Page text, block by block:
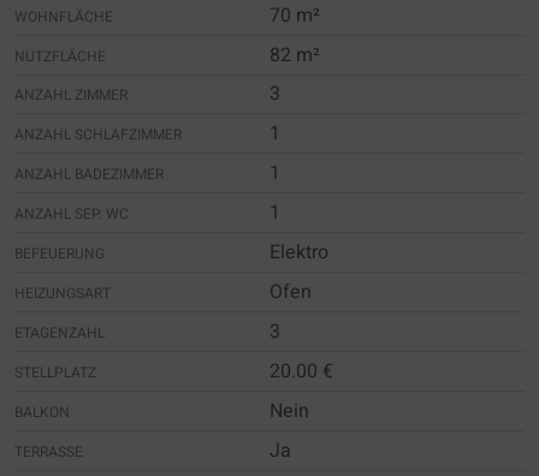
WOHNFLÄCHE 70 m²
NUTZFLÄCHE 82 m²
ANZAHL ZIMMER 3
ANZAHL SCHLAFZIMMER 1
ANZAHL BADEZIMMER 1
ANZAHL SEP. WC 1
BEFEUERUNG Elektro
HEIZUNGSART Ofen
ETAGENZAHL 3
STELLPLATZ 20.00 €
BALKON Nein
TERRASSE Ja